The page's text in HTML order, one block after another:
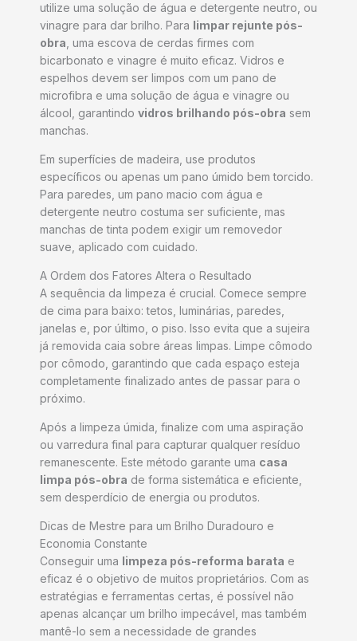
utilize uma solução de água e detergente neutro, ou
vinagre para dar brilho. Para limpar rejunte pós-
obra, uma escova de cerdas firmes com
bicarbonato e vinagre é muito eficaz. Vidros e
espelhos devem ser limpos com um pano de
microfibra e uma solução de água e vinagre ou
álcool, garantindo vidros brilhando pós-obra sem
manchas.
Em superfícies de madeira, use produtos
específicos ou apenas um pano úmido bem torcido.
Para paredes, um pano macio com água e
detergente neutro costuma ser suficiente, mas
manchas de tinta podem exigir um removedor
suave, aplicado com cuidado.
A Ordem dos Fatores Altera o Resultado
A sequência da limpeza é crucial. Comece sempre
de cima para baixo: tetos, luminárias, paredes,
janelas e, por último, o piso. Isso evita que a sujeira
já removida caia sobre áreas limpas. Limpe cômodo
por cômodo, garantindo que cada espaço esteja
completamente finalizado antes de passar para o
próximo.
Após a limpeza úmida, finalize com uma aspiração
ou varredura final para capturar qualquer resíduo
remanescente. Este método garante uma casa
limpa pós-obra de forma sistemática e eficiente,
sem desperdício de energia ou produtos.
Dicas de Mestre para um Brilho Duradouro e
Economia Constante
Conseguir uma limpeza pós-reforma barata e
eficaz é o objetivo de muitos proprietários. Com as
estratégias e ferramentas certas, é possível não
apenas alcançar um brilho impecável, mas também
mantê-lo sem a necessidade de grandes